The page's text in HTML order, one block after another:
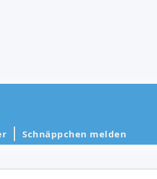
Schnäppchen melden